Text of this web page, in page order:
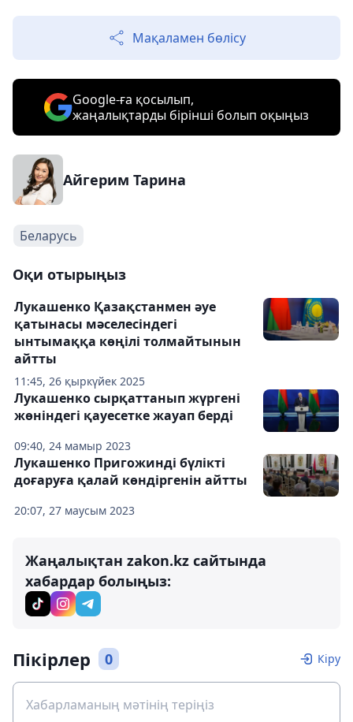
Мақаламен бөлісу
Google-ға қосылып,
жаңалықтарды бірінші болып оқыңыз
Айгерим Тарина
Беларусь
Оқи отырыңыз
11:45, 26 қыркүйек 2025
Лукашенко Қазақстанмен әуе
қатынасы мәселесіндегі
ынтымаққа көңілі толмайтынын
айтты
09:40, 24 мамыр 2023
Лукашенко сырқаттанып жүргені
жөніндегі қауесетке жауап берді
20:07, 27 маусым 2023
Лукашенко Пригожинді бүлікті
доғаруға қалай көндіргенін айтты
Жаңалықтан zakon.kz сайтында
хабардар болыңыз:
Пікірлер 0 Кіру